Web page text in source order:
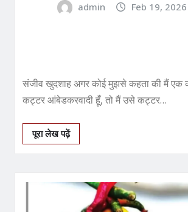
admin Feb 19, 2026
संजीव खुदशाह अगर कोई मुझसे कहता की मैं एक
कट्टर आंबेडकरवादी हूँ, तो मैं उसे कट्टर…
पूरा लेख पढ़ें